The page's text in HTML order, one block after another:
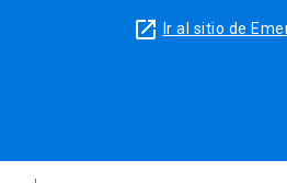
launch Ir al sitio de